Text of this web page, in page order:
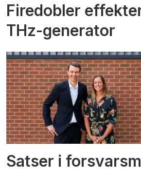
Firedobler
THz-generator
Satser i